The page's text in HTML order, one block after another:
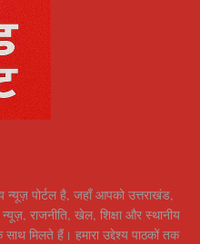
न्यूज़ पोर्टल है, जहाँ आपको उत्तराखंड,
राजनीति, खेल, शिक्षा और स्थानीय
मिलते हैं। हमारा उद्देश्य पाठकों तक